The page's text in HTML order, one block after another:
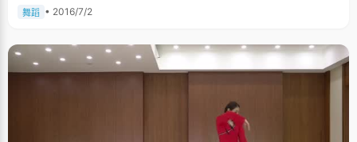
舞蹈 • 2016/7/2